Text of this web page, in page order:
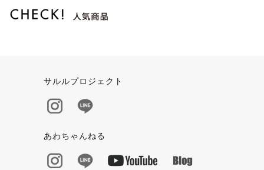
サルルプロジェクト
あわちゃんねる